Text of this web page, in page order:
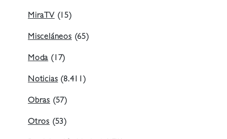
MiraTV(15)
Misceláneos(65)
Moda(17)
Noticias(8.411)
Obras (57)
Otros (53)